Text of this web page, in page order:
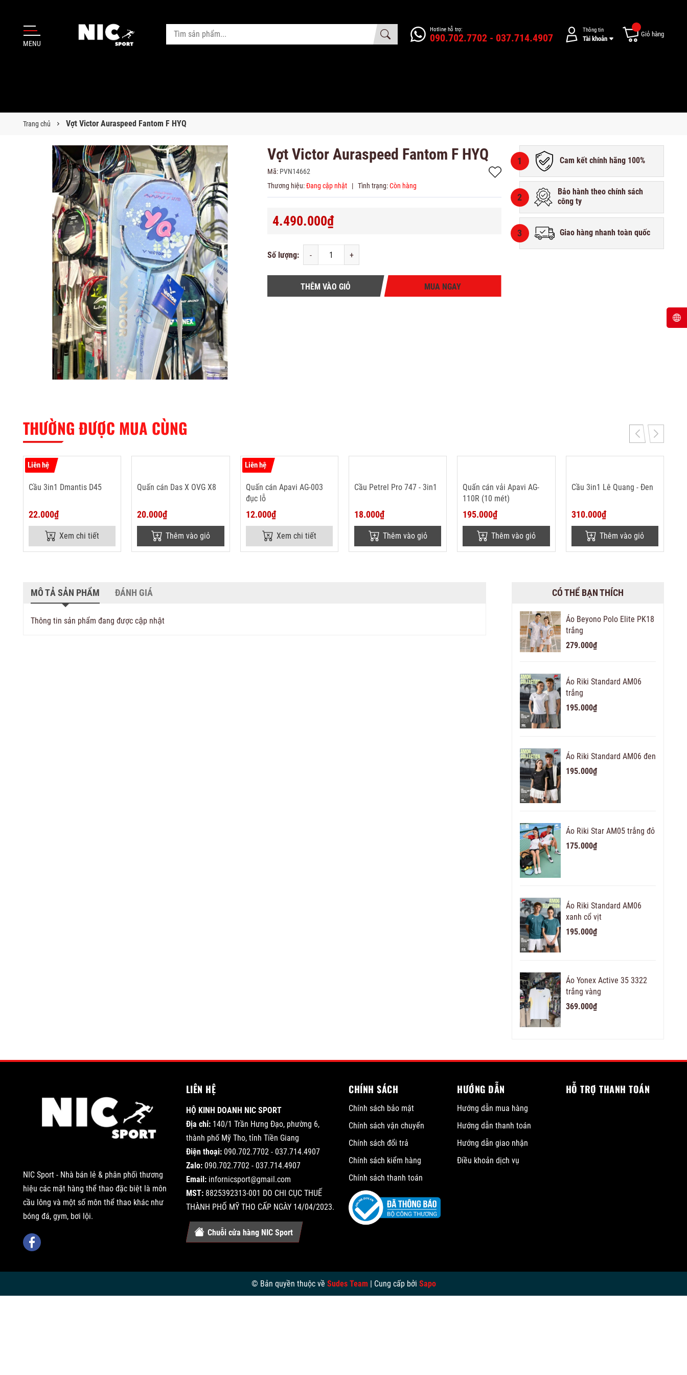
MENU
Hotline hỗ trợ:
090.702.7702 - 037.714.4907
Thông tin
Tài khoản
Giỏ hàng
Trang chủ Vợt Victor Auraspeed Fantom F HYQ
Vợt Victor Auraspeed Fantom F HYQ
Mã: PVN14662
Thương hiệu: Đang cập nhật | Tình trạng: Còn hàng
4.490.000₫
Số lượng: - +
THÊM VÀO GIỎ MUA NGAY
1 Cam kết chính hãng 100%
2
Bảo hành theo chính sách
công ty
3 Giao hàng nhanh toàn quốc
THƯỜNG ĐƯỢC MUA CÙNG
Liên hệ
Cầu 3in1 Dmantis D45
22.000₫
Xem chi tiết
Quấn cán Das X OVG X8
20.000₫
Thêm vào giỏ
Liên hệ
Quấn cán Apavi AG-003
đục lỗ
12.000₫
Xem chi tiết
Cầu Petrel Pro 747 - 3in1
18.000₫
Thêm vào giỏ
Quấn cán vải Apavi AG-
110R (10 mét)
195.000₫
Thêm vào giỏ
Cầu 3in1 Lê Quang - Đen
310.000₫
Thêm vào giỏ
MÔ TẢ SẢN PHẨM ĐÁNH GIÁ
Thông tin sản phẩm đang được cập nhật
CÓ THỂ BẠN THÍCH
Áo Beyono Polo Elite PK18
trắng
279.000₫
Áo Riki Standard AM06
trắng
195.000₫
Áo Riki Standard AM06 đen
195.000₫
Áo Riki Star AM05 trắng đỏ
175.000₫
Áo Riki Standard AM06
xanh cổ vịt
195.000₫
Áo Yonex Active 35 3322
trắng vàng
369.000₫
NIC Sport - Nhà bán lẻ & phân phối thương
hiệu các mặt hàng thể thao đặc biệt là môn
cầu lông và một số môn thể thao khác như
bóng đá, gym, bơi lội.
LIÊN HỆ
HỘ KINH DOANH NIC SPORT
Địa chỉ: 140/1 Trần Hưng Đạo, phường 6,
thành phố Mỹ Tho, tỉnh Tiền Giang
Điện thoại: 090.702.7702 - 037.714.4907
Zalo: 090.702.7702 - 037.714.4907
Email: infornicsport@gmail.com
MST: 8825392313-001 DO CHI CỤC THUẾ
THÀNH PHỐ MỸ THO CẤP NGÀY 14/04/2023.
Chuỗi cửa hàng NIC Sport
CHÍNH SÁCH
Chính sách bảo mật
Chính sách vận chuyển
Chính sách đổi trả
Chính sách kiểm hàng
Chính sách thanh toán
HƯỚNG DẪN
Hướng dẫn mua hàng
Hướng dẫn thanh toán
Hướng dẫn giao nhận
Điều khoản dịch vụ
HỖ TRỢ THANH TOÁN
© Bản quyền thuộc về Sudes Team | Cung cấp bởi Sapo